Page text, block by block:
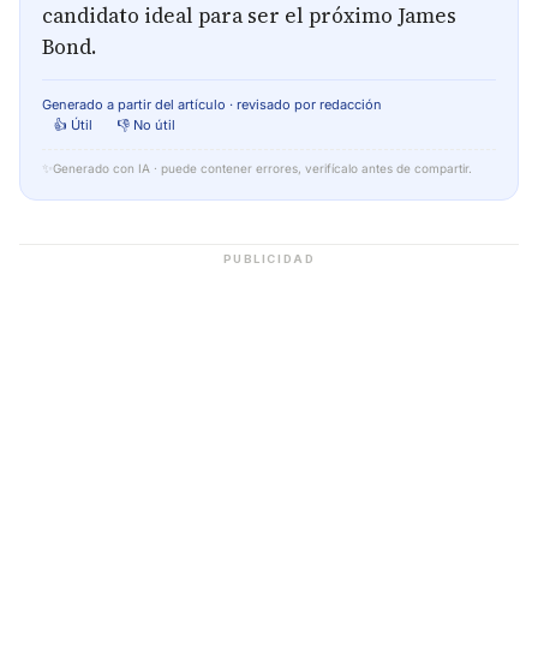
candidato ideal para ser el próximo James
Bond.
Generado a partir del artículo · revisado por redacción
👍 Útil
👎 No útil
✨ Generado con IA · puede contener errores, verifícalo antes de compartir.
PUBLICIDAD